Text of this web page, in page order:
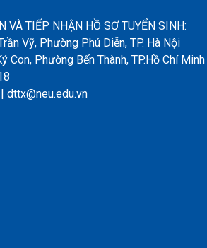
VÀ TIẾP NHẬN HỒ SƠ TUYỂN SINH:
Vỹ, Phường Phú Diễn, TP. Hà Nội
Con, Phường Bến Thành, TP.Hồ Chí Minh
dttx@neu.edu.vn